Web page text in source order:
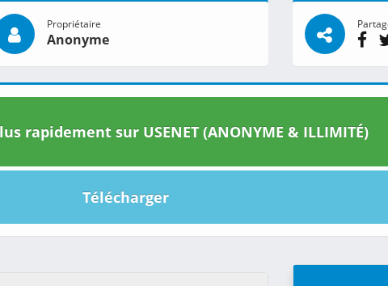
Propriétaire
Anonyme
rapidement sur USENET (ANONYME & ILLIMITÉ)
Télécharger